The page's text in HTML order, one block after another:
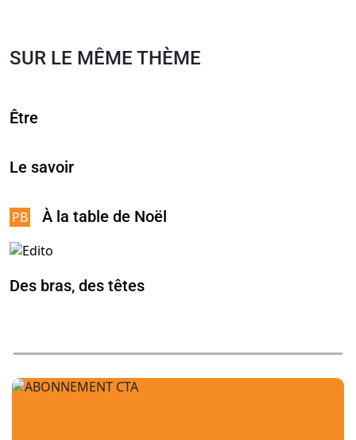
SUR LE MÊME THÈME
Être
Le savoir
À la table de Noël
Des bras, des têtes